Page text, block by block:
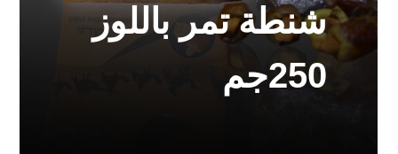
شنطة تمر باللوز
250جم